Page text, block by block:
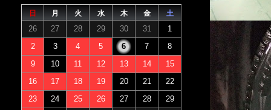
日 月 火 水 木 金 土
26 27 28 29 30 31
1
2
3 4 5 6 7
8
9
10 11 12 13 14
15
16
17 18 19 20 21
22
23
24 25 26 27 28
29